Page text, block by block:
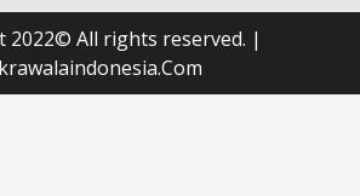
2022© All rights reserved. |